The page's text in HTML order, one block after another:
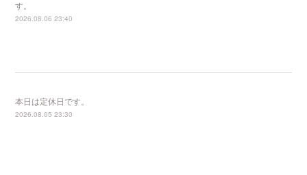
す。
2026.08.06 23:40
本日は定休日です。
2026.08.05 23:30